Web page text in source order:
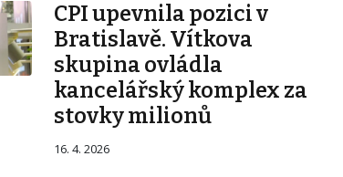
CPI upevnila pozici v
Bratislavě. Vítkova
skupina ovládla
kancelářský komplex za
stovky milionů
16. 4. 2026